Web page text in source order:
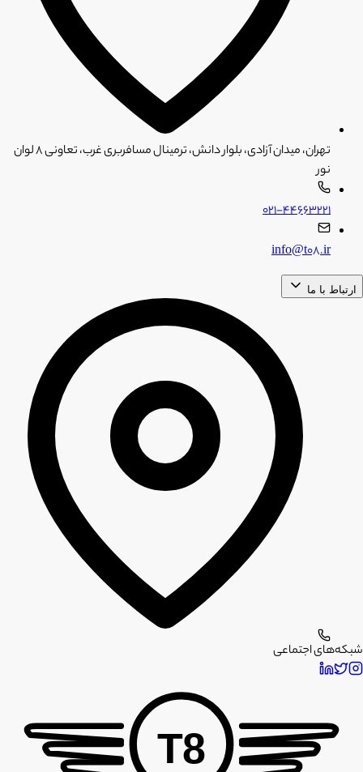
تهران، میدان آزادی، بلوار دانش، ترمینال مسافربری غرب، تعاونی ۸ لوان
نور
۰۲۱-۴۴۶۶۳۲۲۱
info@t08.ir
ارتباط با ما
شبکه‌های اجتماعی
T8